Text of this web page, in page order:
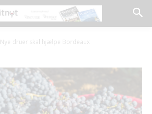
Nye druer skal hjælpe Bordeaux